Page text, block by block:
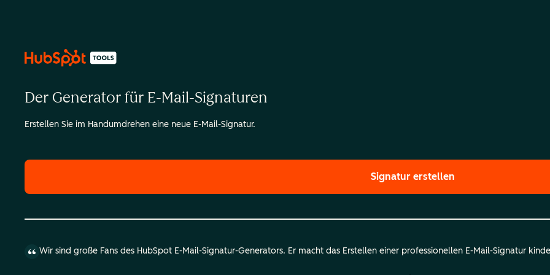
Der Generator für E-Mail-Signaturen
Erstellen Sie im Handumdrehen eine neue E-Mail-Signatur.
Signatur erstellen
Wir sind große Fans des HubSpot E-Mail-Signatur-Generators. Er macht das Erstellen einer professionellen E-Mail-Signatur